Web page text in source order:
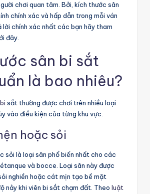
chơi quan tâm. Bởi, kích thước sân
chính xác và hấp dẫn trong mỗi ván
chính xác nhất các bạn hãy tham
đây.
sân bi sắt
là bao nhiêu?
sắt thường được chơi trên nhiều loại
vào điều kiện của từng khu vực.
hoặc sỏi
sỏi là loại sân phổ biến nhất cho các
và bocce. Loại sân này được
nghiền hoặc cát mịn tạo bề mặt
nảy khi viên bi sắt chạm đất. Theo luật